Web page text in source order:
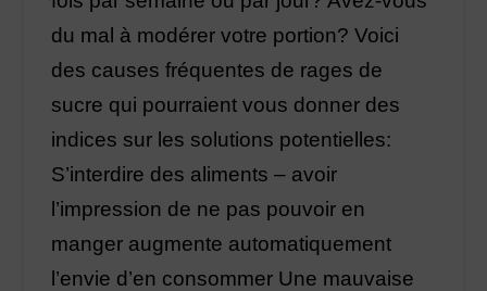
du mal à modérer votre portion? Voici
des causes fréquentes de rages de
sucre qui pourraient vous donner des
indices sur les solutions potentielles:
S’interdire des aliments – avoir
l’impression de ne pas pouvoir en
manger augmente automatiquement
l’envie d’en consommer Une mauvaise